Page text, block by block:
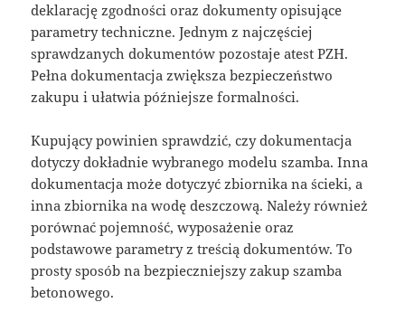
deklarację zgodności oraz dokumenty opisujące
parametry techniczne. Jednym z najczęściej
sprawdzanych dokumentów pozostaje atest PZH.
Pełna dokumentacja zwiększa bezpieczeństwo
zakupu i ułatwia późniejsze formalności.
Kupujący powinien sprawdzić, czy dokumentacja
dotyczy dokładnie wybranego modelu szamba. Inna
dokumentacja może dotyczyć zbiornika na ścieki, a
inna zbiornika na wodę deszczową. Należy również
porównać pojemność, wyposażenie oraz
podstawowe parametry z treścią dokumentów. To
prosty sposób na bezpieczniejszy zakup szamba
betonowego.